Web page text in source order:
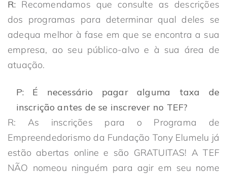
R: Recomendamos que consulte as descrições
dos programas para determinar qual deles se
adequa melhor à fase em que se encontra a sua
empresa, ao seu público-alvo e à sua área de
atuação.
P: É necessário pagar alguma taxa de
inscrição antes de se inscrever no TEF?
R: As inscrições para o Programa de
Empreendedorismo da Fundação Tony Elumelu já
estão abertas online e são GRATUITAS! A TEF
NÃO nomeou ninguém para agir em seu nome